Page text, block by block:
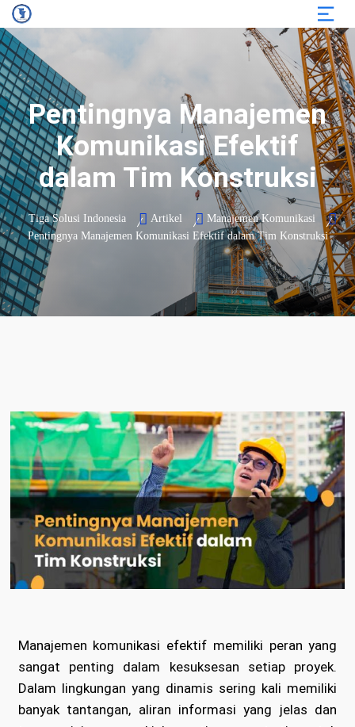
Pentingnya Manajemen
Komunikasi Efektif
dalam Tim Konstruksi
Tiga Solusi Indonesia Artikel
Manajemen Komunikasi
Pentingnya Manajemen Komunikasi Efektif dalam Tim Konstruksi
Manajemen komunikasi efektif memiliki peran yang
sangat penting dalam kesuksesan setiap proyek.
Dalam lingkungan yang dinamis sering kali memiliki
banyak tantangan, aliran informasi yang jelas dan